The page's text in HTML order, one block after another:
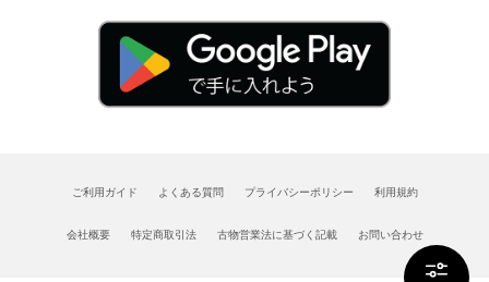
ご利用ガイド よくある質問 プライバシーポリシー 利用規約
会社概要 特定商取引法 古物営業法に基づく記載 お問い合わせ